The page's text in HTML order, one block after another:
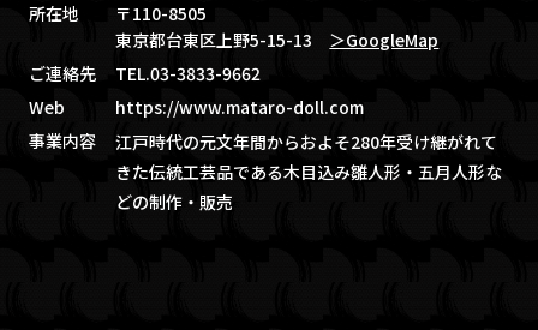
所在地
〒110-8505
東京都台東区上野5-15-13 ＞GoogleMap
ご連絡先
TEL.03-3833-9662
Web
https://www.mataro-doll.com
事業内容
江戸時代の元文年間からおよそ280年受け継がれて
きた伝統工芸品である木目込み雛人形・五月人形な
どの制作・販売